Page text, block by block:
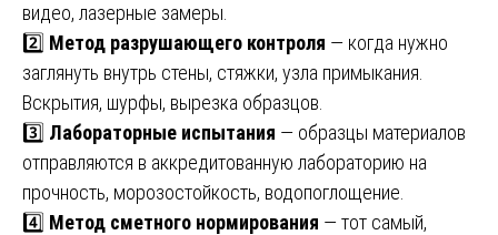
видео, лазерные замеры.
2️⃣ Метод разрушающего контроля — когда нужно
заглянуть внутрь стены, стяжки, узла примыкания.
Вскрытия, шурфы, вырезка образцов.
3️⃣ Лабораторные испытания — образцы материалов
отправляются в аккредитованную лабораторию на
прочность, морозостойкость, водопоглощение.
4️⃣ Метод сметного нормирования — тот самый,